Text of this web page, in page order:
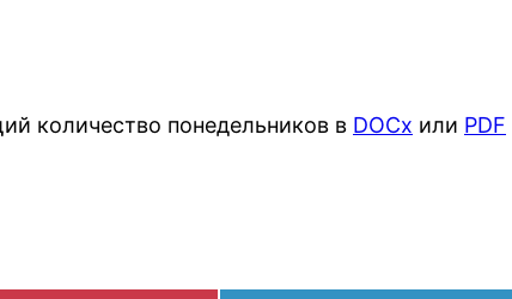
количество понедельников в DOCx или PDF